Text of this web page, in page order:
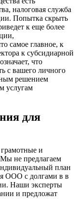
налоговая служба
Попытка скрыть
к еще более
самое главное, к
к субсидиарной
что
с вашего личного
решением
услугам
для
и
не предлагаем
план
ООО с долгами в в
Наши эксперты
и предложат